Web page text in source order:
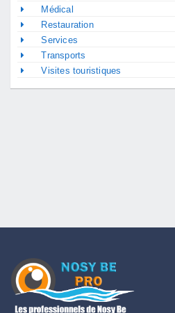
Médical
Restauration
Services
Transports
Visites touristiques